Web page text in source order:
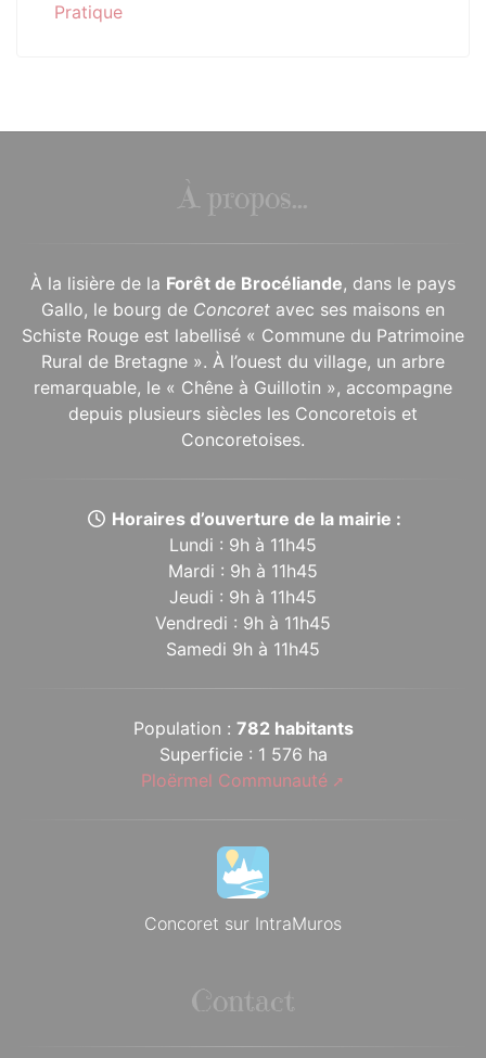
Pratique
À propos...
À la lisière de la Forêt de Brocéliande, dans le pays
Gallo, le bourg de Concoret avec ses maisons en
Schiste Rouge est labellisé « Commune du Patrimoine
Rural de Bretagne ». À l’ouest du village, un arbre
remarquable, le « Chêne à Guillotin », accompagne
depuis plusieurs siècles les Concoretois et
Concoretoises.
Horaires d’ouverture de la mairie :
Lundi : 9h à 11h45
Mardi : 9h à 11h45
Jeudi : 9h à 11h45
Vendredi : 9h à 11h45
Samedi 9h à 11h45
Population : 782 habitants
Superficie : 1 576 ha
Ploërmel Communauté
Concoret sur IntraMuros
Contact